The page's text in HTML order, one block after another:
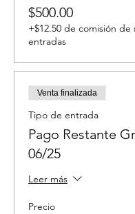
$500.00
+$12.50 de comisión de
entradas
Venta finalizada
Tipo de entrada
Pago Restante
06/25
Leer más
Precio